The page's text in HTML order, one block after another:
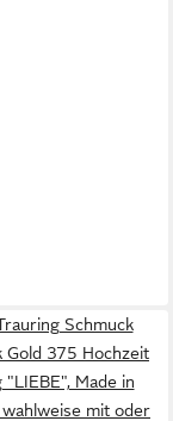
Schmuck
Gold 375 Hochzeit
"LIEBE", Made in
wahlweise mit oder